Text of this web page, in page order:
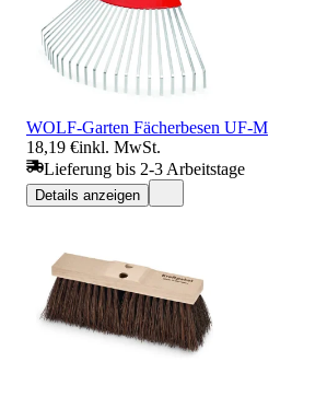
WOLF-Garten Fächerbesen UF-M
18,19 €inkl. MwSt.
Lieferung bis 2-3 Arbeitstage
Details anzeigen